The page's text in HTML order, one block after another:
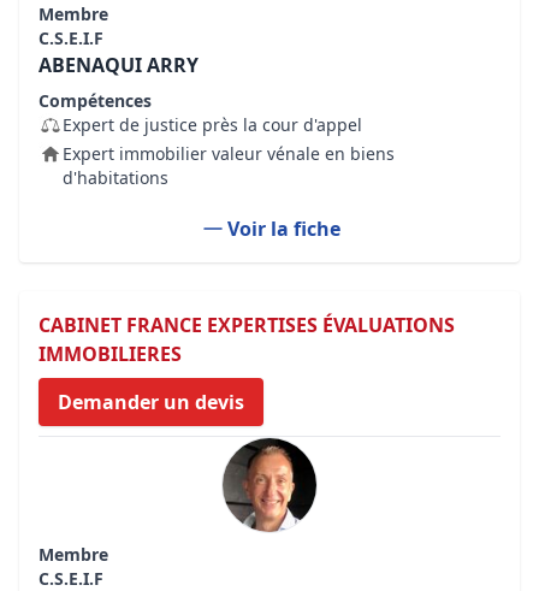
Membre
C.S.E.I.F
ABENAQUI ARRY
Compétences
Expert de justice près la cour d'appel
Expert immobilier valeur vénale en biens
d'habitations
Voir la fiche
CABINET FRANCE EXPERTISES ÉVALUATIONS
IMMOBILIERES
Demander un devis
Membre
C.S.E.I.F